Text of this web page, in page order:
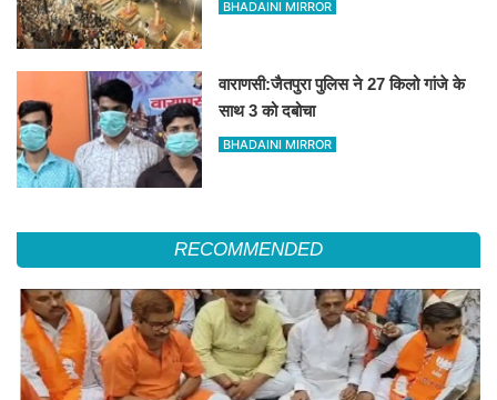
BHADAINI MIRROR
वाराणसी:जैतपुरा पुलिस ने 27 किलो गांजे के
साथ 3 को दबोचा
BHADAINI MIRROR
RECOMMENDED